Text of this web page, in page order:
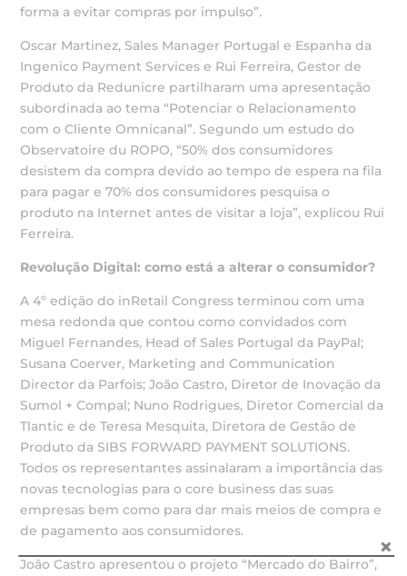
forma a evitar compras por impulso”.
Oscar Martinez, Sales Manager Portugal e Espanha da
Ingenico Payment Services e Rui Ferreira, Gestor de
Produto da Redunicre partilharam uma apresentação
subordinada ao tema “Potenciar o Relacionamento
com o Cliente Omnicanal”. Segundo um estudo do
Observatoire du ROPO, “50% dos consumidores
desistem da compra devido ao tempo de espera na fila
para pagar e 70% dos consumidores pesquisa o
produto na Internet antes de visitar a loja”, explicou Rui
Ferreira.
Revolução Digital: como está a alterar o consumidor?
A 4º edição do inRetail Congress terminou com uma
mesa redonda que contou como convidados com
Miguel Fernandes, Head of Sales Portugal da PayPal;
Susana Coerver, Marketing and Communication
Director da Parfois; João Castro, Diretor de Inovação da
Sumol + Compal; Nuno Rodrigues, Diretor Comercial da
Tlantic e de Teresa Mesquita, Diretora de Gestão de
Produto da SIBS FORWARD PAYMENT SOLUTIONS.
Todos os representantes assinalaram a importância das
novas tecnologias para o core business das suas
empresas bem como para dar mais meios de compra e
de pagamento aos consumidores.
João Castro apresentou o projeto “Mercado do Bairro”,